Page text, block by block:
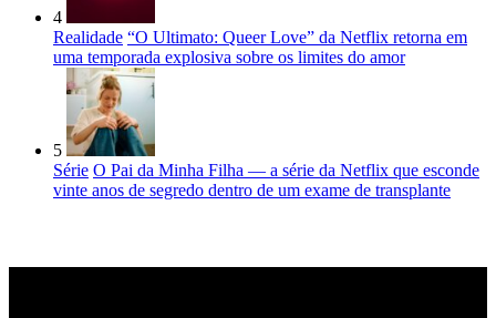
4
Realidade “O Ultimato: Queer Love” da Netflix retorna em
uma temporada explosiva sobre os limites do amor
5
Série O Pai da Minha Filha — a série da Netflix que esconde
vinte anos de segredo dentro de um exame de transplante